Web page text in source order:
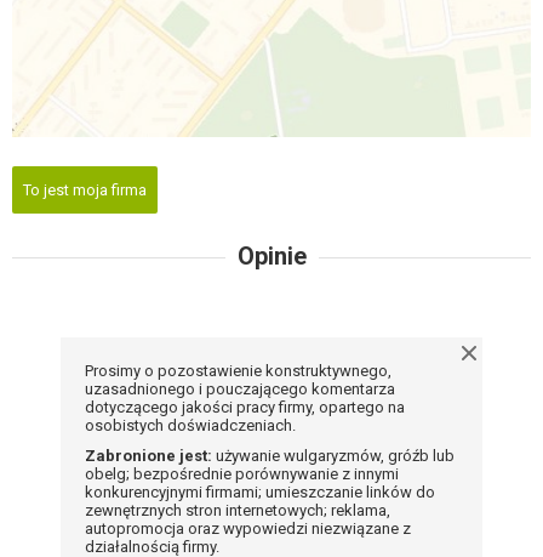
To jest moja firma
Opinie
Prosimy o pozostawienie konstruktywnego,
uzasadnionego i pouczającego komentarza
dotyczącego jakości pracy firmy, opartego na
osobistych doświadczeniach.
Zabronione jest: używanie wulgaryzmów, gróźb lub
obelg; bezpośrednie porównywanie z innymi
konkurencyjnymi firmami; umieszczanie linków do
zewnętrznych stron internetowych; reklama,
autopromocja oraz wypowiedzi niezwiązane z
działalnością firmy.